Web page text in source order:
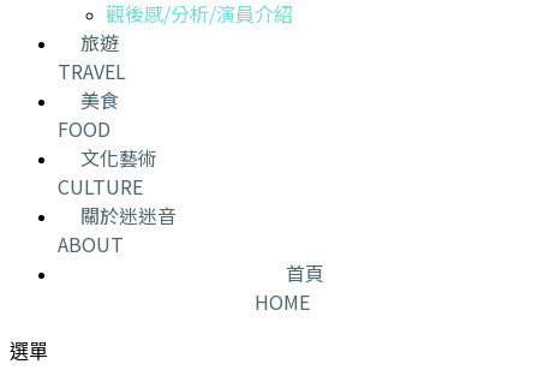
觀後感/分析/演員介紹
旅遊
TRAVEL
美食
FOOD
文化藝術
CULTURE
關於迷迷音
ABOUT
首頁
HOME
選單